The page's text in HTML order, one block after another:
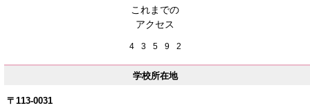
これまでの
アクセス
4 3 5 9 2
学校所在地
〒113-0031